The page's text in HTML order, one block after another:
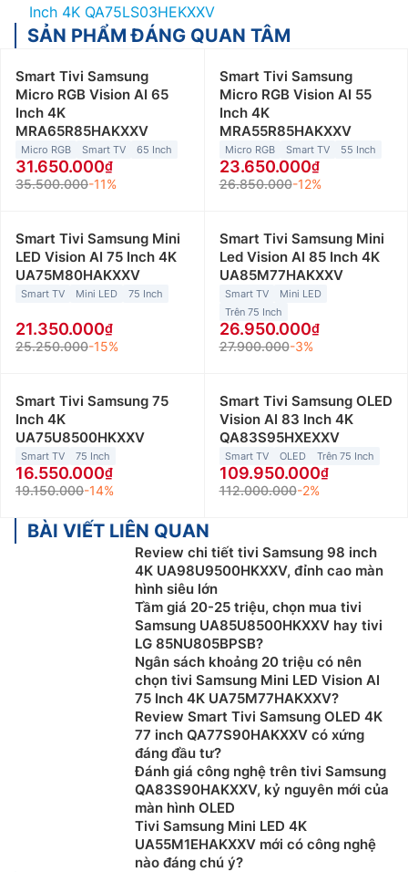
Inch 4K QA75LS03HEKXXV
SẢN PHẨM ĐÁNG QUAN TÂM
Smart Tivi Samsung
Micro RGB Vision AI 65
Inch 4K
MRA65R85HAKXXV
Micro RGB Smart TV 65 Inch
31.650.000
35.500.000-11%
Smart Tivi Samsung
Micro RGB Vision AI 55
Inch 4K
MRA55R85HAKXXV
Micro RGB Smart TV 55 Inch
23.650.000
26.850.000-12%
Smart Tivi Samsung Mini
LED Vision AI 75 Inch 4K
UA75M80HAKXXV
Smart TV Mini LED 75 Inch
21.350.000
25.250.000-15%
Smart Tivi Samsung Mini
Led Vision AI 85 Inch 4K
UA85M77HAKXXV
Smart TV
Mini LED
Trên 75 Inch
26.950.000
27.900.000-3%
Smart Tivi Samsung 75
Inch 4K
UA75U8500HKXXV
Smart TV 75 Inch
16.550.000
19.150.000-14%
Smart Tivi Samsung OLED
Vision AI 83 Inch 4K
QA83S95HXEXXV
Smart TV OLED Trên 75 Inch
109.950.000
112.000.000-2%
BÀI VIẾT LIÊN QUAN
Review chi tiết tivi Samsung 98 inch
4K UA98U9500HKXXV, đỉnh cao màn
hình siêu lớn
Tầm giá 20-25 triệu, chọn mua tivi
Samsung UA85U8500HKXXV hay tivi
LG 85NU805BPSB?
Ngân sách khoảng 20 triệu có nên
chọn tivi Samsung Mini LED Vision AI
75 Inch 4K UA75M77HAKXXV?
Review Smart Tivi Samsung OLED 4K
77 inch QA77S90HAKXXV có xứng
đáng đầu tư?
Đánh giá công nghệ trên tivi Samsung
QA83S90HAKXXV, kỷ nguyên mới của
màn hình OLED
Tivi Samsung Mini LED 4K
UA55M1EHAKXXV mới có công nghệ
nào đáng chú ý?